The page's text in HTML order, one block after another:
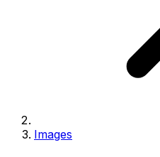
Images